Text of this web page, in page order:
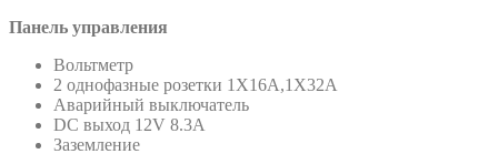
Панель управления
Вольтметр
2 однофазные розетки 1Х16А,1Х32А
Аварийный выключатель
DC выход 12V 8.3A
Заземление